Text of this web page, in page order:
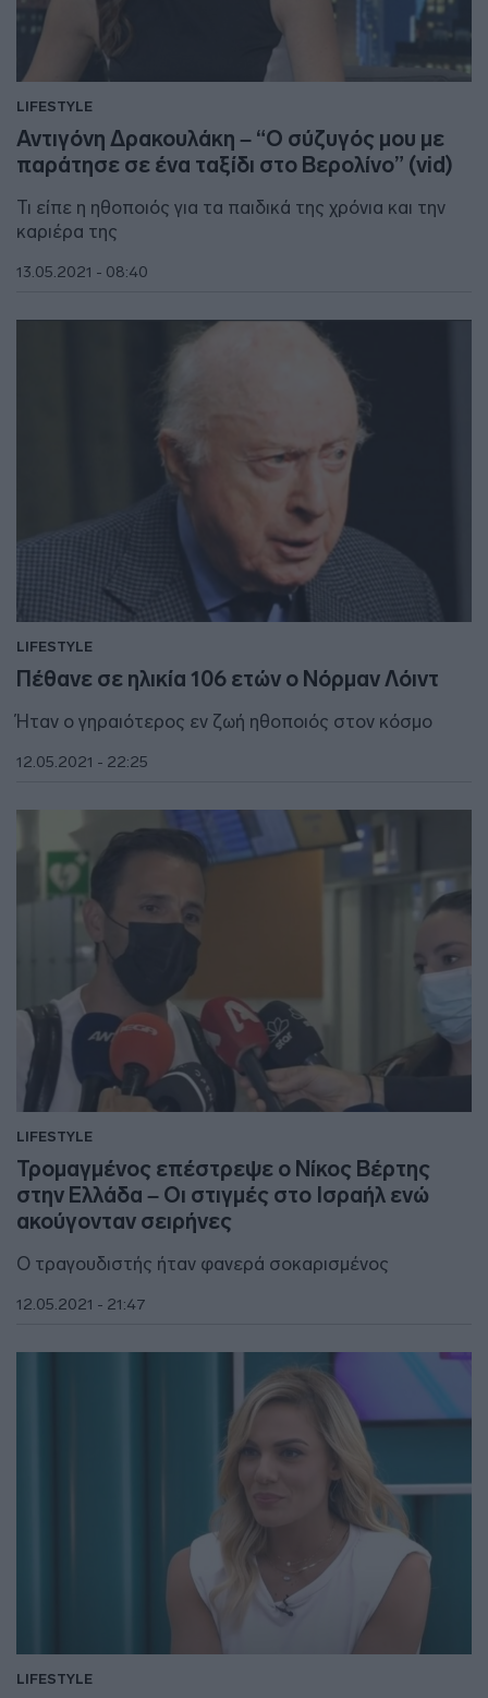
LIFESTYLE
Αντιγόνη Δρακουλάκη – “Ο σύζυγός μου με
παράτησε σε ένα ταξίδι στο Βερολίνο” (vid)
Τι είπε η ηθοποιός για τα παιδικά της χρόνια και την
καριέρα της
13.05.2021 - 08:40
LIFESTYLE
Πέθανε σε ηλικία 106 ετών ο Νόρμαν Λόιντ
Ήταν ο γηραιότερος εν ζωή ηθοποιός στον κόσμο
12.05.2021 - 22:25
LIFESTYLE
Τρομαγμένος επέστρεψε ο Νίκος Βέρτης
στην Ελλάδα – Οι στιγμές στο Ισραήλ ενώ
ακούγονταν σειρήνες
Ο τραγουδιστής ήταν φανερά σοκαρισμένος
12.05.2021 - 21:47
LIFESTYLE